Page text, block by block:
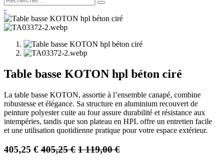
-
Table basse KOTON hpl béton ciré
La table basse KOTON, assortie à l’ensemble canapé, combine
robustesse et élégance. Sa structure en aluminium recouvert de
peinture polyester cuite au four assure durabilité et résistance aux
intempéries, tandis que son plateau en HPL offre un entretien facile
et une utilisation quotidienne pratique pour votre espace extérieur.
405,25 € 405,25€ 1 119,00€